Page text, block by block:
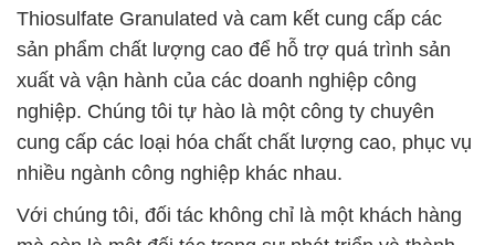
Thiosulfate Granulated và cam kết cung cấp các
sản phẩm chất lượng cao để hỗ trợ quá trình sản
xuất và vận hành của các doanh nghiệp công
nghiệp. Chúng tôi tự hào là một công ty chuyên
cung cấp các loại hóa chất chất lượng cao, phục vụ
nhiều ngành công nghiệp khác nhau.
Với chúng tôi, đối tác không chỉ là một khách hàng